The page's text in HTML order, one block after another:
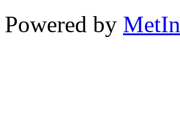
Powered by